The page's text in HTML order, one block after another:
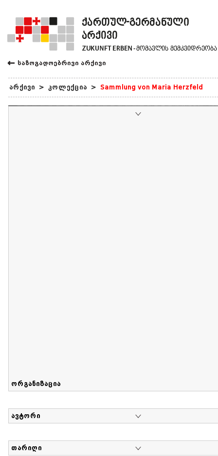
← საზოგადოებრივი არქივი
არქივი > კოლექცია > Sammlung von Maria Herzfeld
ორგანიზაცია
ავტორი
თარიღი